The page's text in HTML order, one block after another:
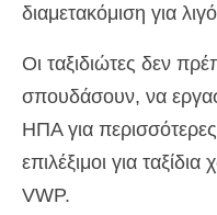
διαμετακόμιση για
Οι ταξιδιώτες δεν
σπουδάσουν, να
ΗΠΑ για
επιλέξιμοι για
VWP.